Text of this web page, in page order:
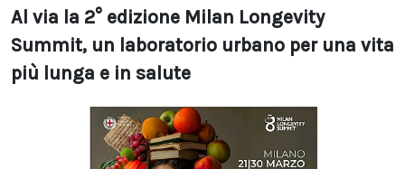
Al via la 2° edizione Milan Longevity
Summit, un laboratorio urbano per una vita
più lunga e in salute